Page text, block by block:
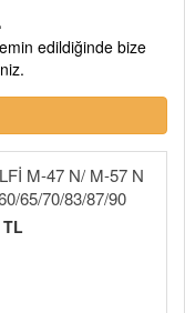
edildiğinde bize
M-47 N/ M-57 N
65/70/83/87/90